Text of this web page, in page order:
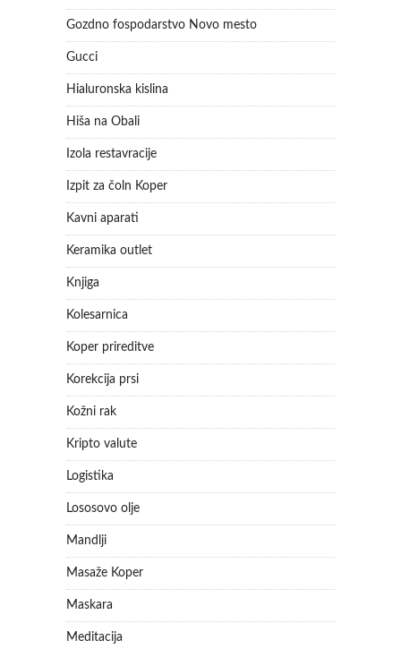
Gozdno fospodarstvo Novo mesto
Gucci
Hialuronska kislina
Hiša na Obali
Izola restavracije
Izpit za čoln Koper
Kavni aparati
Keramika outlet
Knjiga
Kolesarnica
Koper prireditve
Korekcija prsi
Kožni rak
Kripto valute
Logistika
Lososovo olje
Mandlji
Masaže Koper
Maskara
Meditacija